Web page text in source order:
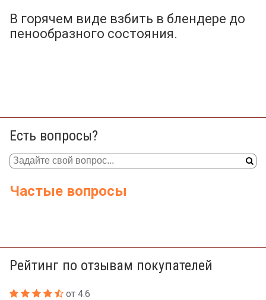
В горячем виде взбить в блендере до
пенообразного состояния.
Есть вопросы?
Частые вопросы
Рейтинг по отзывам покупателей
от 4.6